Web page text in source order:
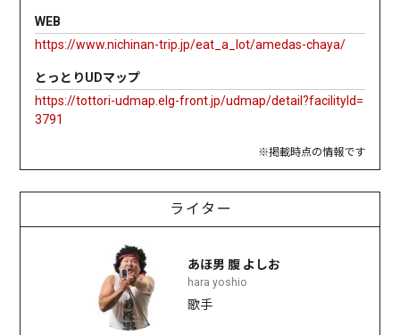
WEB
https://www.nichinan-trip.jp/eat_a_lot/amedas-chaya/
とっとりUDマップ
https://tottori-udmap.elg-front.jp/udmap/detail?facilityId=
3791
※掲載時点の情報です
ライター
あほ男 腹 よしお
hara yoshio
歌手